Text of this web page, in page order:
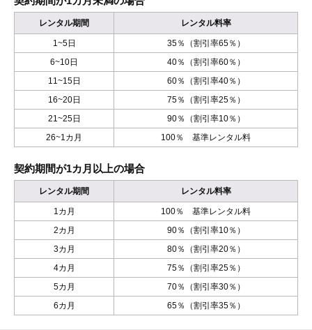
レンタル期間 レンタル料率
1~5日
35％（割引率65％）
6~10日
40％（割引率60％）
11~15日
60％（割引率40％）
16~20日
75％（割引率25％）
21~25日
90％（割引率10％）
26~1カ月
100％ 基準レンタル料
契約期間が1カ月以上の場合
レンタル期間 レンタル料率
1カ月
100％ 基準レンタル料
2カ月
90％（割引率10％）
3カ月
80％（割引率20％）
4カ月
75％（割引率25％）
5カ月
70％（割引率30％）
6カ月
65％（割引率35％）